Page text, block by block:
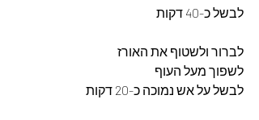
לבשל כ-40 דקות
לברור ולשטוף את האורז
לשפוך מעל העוף
לבשל על אש נמוכה כ-20 דקות